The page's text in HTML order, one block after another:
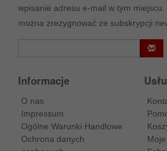
wpisanie adresu e-mail w tym
można zrezygnować ze subskrypcji
Informacje
O nas
Impressum
Ogólne Warunki Handlowe
Ochrona danych